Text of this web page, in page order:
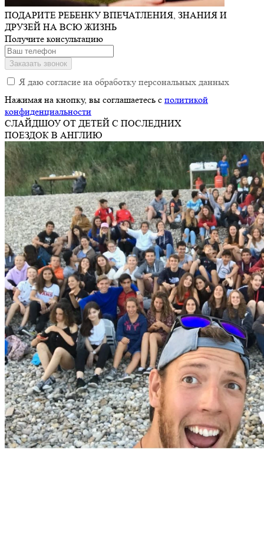
ПОДАРИТЕ РЕБЕНКУ ВПЕЧАТЛЕНИЯ, ЗНАНИЯ И
ДРУЗЕЙ НА ВСЮ ЖИЗНЬ
Получите консультацию
Заказать звонок
Я даю согласие на обработку персональных данных
Нажимая на кнопку, вы соглашаетесь c политикой
конфиденциальности
СЛАЙДШОУ ОТ ДЕТЕЙ С ПОСЛЕДНИХ
ПОЕЗДОК В АНГЛИЮ